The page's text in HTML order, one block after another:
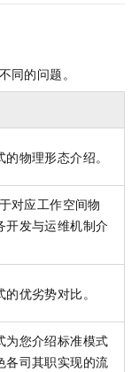
同的问题。
物理形态介绍。
对应工作空间物
开发与运维机制介
优劣势对比。
为您介绍标准模式
各司其职实现的流